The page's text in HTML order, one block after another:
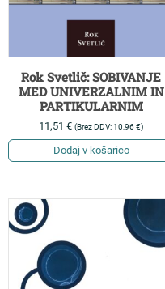
Rok Svetlič: SOBIVANJE
MED UNIVERZALNIM IN
PARTIKULARNIM
11,51€ (Brez DDV:10,96€)
Dodaj v košarico